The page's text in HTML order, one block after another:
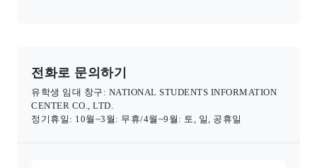
전화로 문의하기
유학생 임대 창구: NATIONAL STUDENTS INFORMATION
CENTER CO., LTD.
정기휴일: 10월~3월: 무휴/4월~9월: 토, 일, 공휴일